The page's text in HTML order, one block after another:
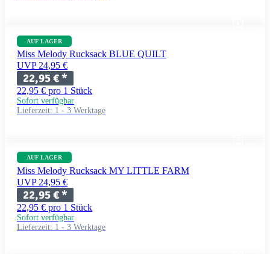
AUF LAGER
Miss Melody Rucksack BLUE QUILT
UVP 24,95 €
22,95 €*
22,95 € pro 1 Stück
Sofort verfügbar
Lieferzeit: 1 - 3 Werktage
AUF LAGER
Miss Melody Rucksack MY LITTLE FARM
UVP 24,95 €
22,95 €*
22,95 € pro 1 Stück
Sofort verfügbar
Lieferzeit: 1 - 3 Werktage